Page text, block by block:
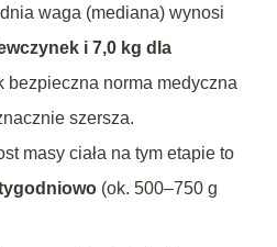
waga (mediana) wynosi
i 7,0 kg dla
bezpieczna norma medyczna
szersza.
masy ciała na tym etapie to
(ok. 500–750 g